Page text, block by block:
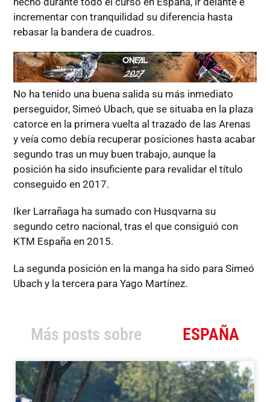
incrementar con tranquilidad su diferencia hasta
rebasar la bandera de cuadros.
No ha tenido una buena salida su más inmediato
perseguidor, Simeó Ubach, que se situaba en la plaza
catorce en la primera vuelta al trazado de las Arenas
y veía como debía recuperar posiciones hasta acabar
segundo tras un muy buen trabajo, aunque la
posición ha sido insuficiente para revalidar el título
conseguido en 2017.
Iker Larrañaga ha sumado con Husqvarna su
segundo cetro nacional, tras el que consiguió con
KTM España en 2015.
La segunda posición en la manga ha sido para Simeó
Ubach y la tercera para Yago Martínez.
Más posts sobre ESPAÑA